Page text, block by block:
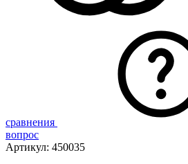
сравнения
вопрос
Артикул: 450035